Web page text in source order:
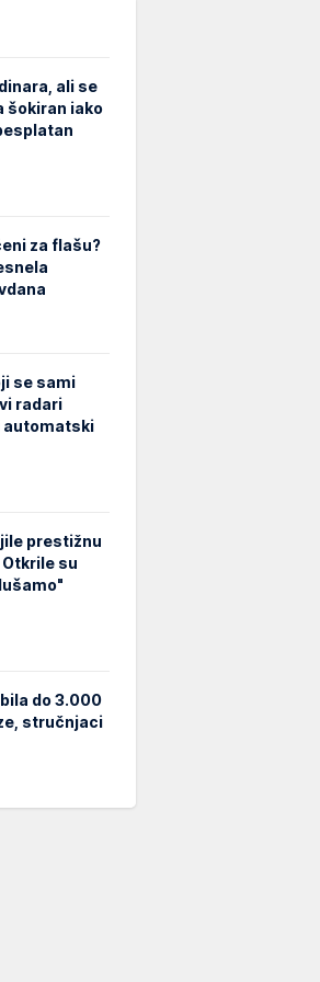
ali se
šokiran iako
za flašu?
se sami
radari
automatski
prestižnu
su
do 3.000
stručnjaci